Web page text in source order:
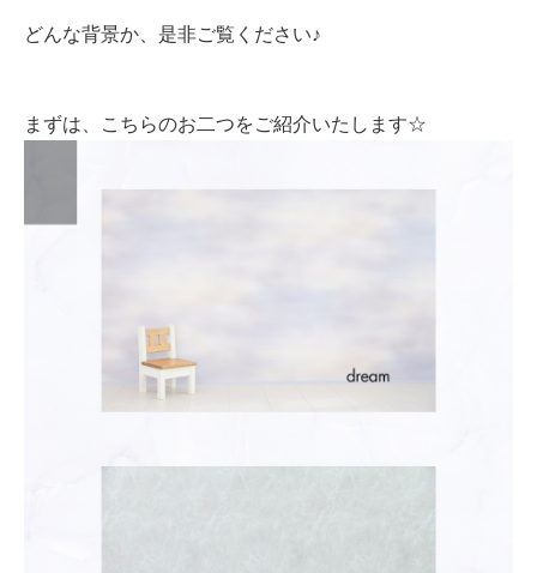
どんな背景か、是非ご覧ください♪
まずは、こちらのお二つをご紹介いたします☆